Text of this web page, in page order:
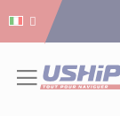
Gestion dei cookies
Gestion dei cookies